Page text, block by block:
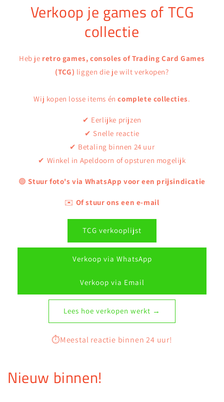
Verkoop je games of TCG
collectie
Heb je retro games, consoles of Trading Card Games
(TCG) liggen die je wilt verkopen?
Wij kopen losse items éncomplete collecties.
✔ Eerlijke prijzen
✔ Snelle reactie
✔ Betaling binnen 24 uur
✔ Winkel in Apeldoorn of opsturen mogelijk
🟢Stuur foto's via WhatsApp voor een prijsindicatie
✉️ Of stuur ons een e-mail
TCG verkooplijst
Verkoop via WhatsApp
Verkoop via Email
Lees hoe verkopen werkt →
⏱️Meestal reactie binnen 24 uur!
Nieuw binnen!